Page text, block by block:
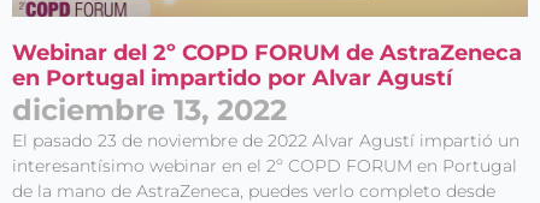
Webinar del 2º COPD FORUM de AstraZeneca
en Portugal impartido por Alvar Agustí
diciembre 13, 2022
El pasado 23 de noviembre de 2022 Alvar Agustí impartió un
interesantísimo webinar en el 2º COPD FORUM en Portugal
de la mano de AstraZeneca, puedes verlo completo desde